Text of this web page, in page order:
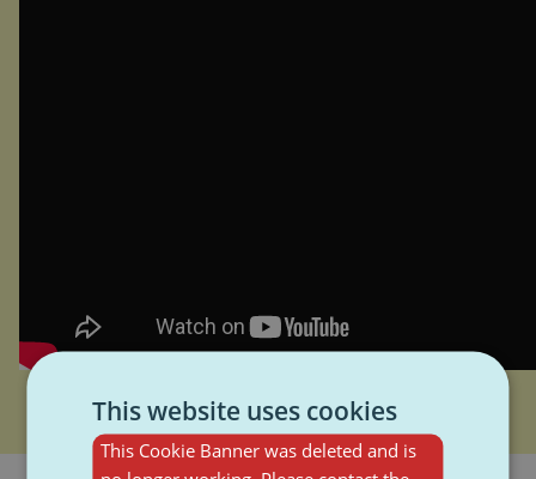
This website uses cookies
This Cookie Banner was deleted and is